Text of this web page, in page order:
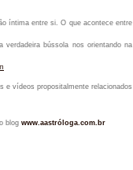
íntima entre si. O que acontece entre
bússola nos orientando na
e vídeos propositalmente relacionados
blog www.aastróloga.com.br